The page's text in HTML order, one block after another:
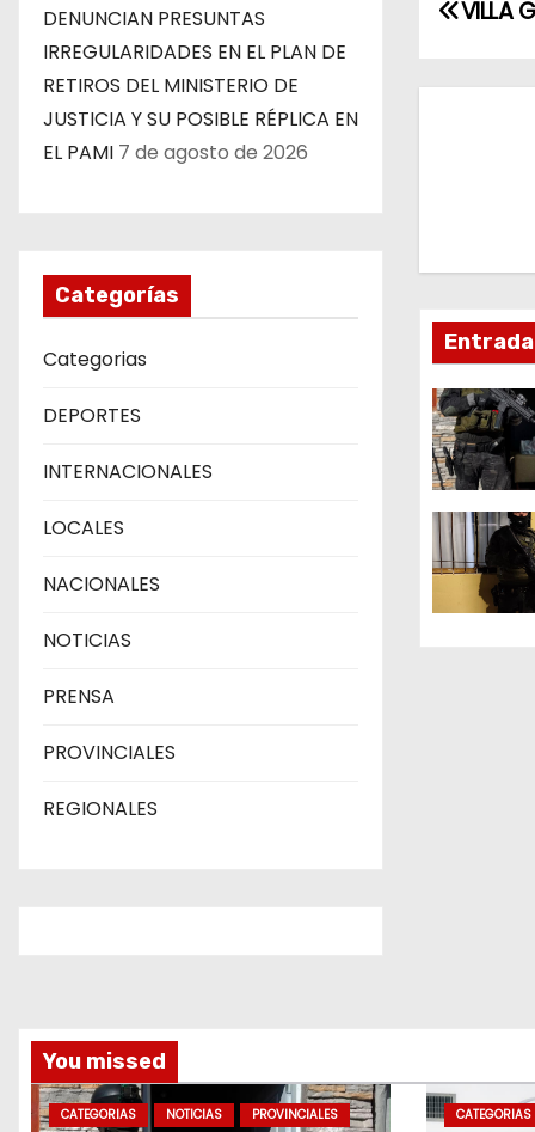
DENUNCIAN PRESUNTAS
IRREGULARIDADES EN EL PLAN DE
RETIROS DEL MINISTERIO DE
JUSTICIA Y SU POSIBLE RÉPLICA EN
EL PAMI 7 de agosto de 2026
Categorías
Categorias
DEPORTES
INTERNACIONALES
LOCALES
NACIONALES
NOTICIAS
PRENSA
PROVINCIALES
REGIONALES
c
i
ó
n
d
e
e
VILLA
You missed
CATEGORIAS NOTICIAS PROVINCIALES CATEGORIAS